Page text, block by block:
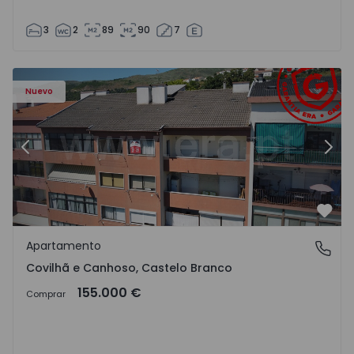
3 2 89 90 7
Nuevo
- 18
Apartamento T2 Covilhã, Covilhã e Canhoso - 1497806 -
Anterior
Covilhã e Canhoso, Castelo Branco
Apartamento
Covilhã e Canhoso, Castelo Branco
Comprar 155.000 €